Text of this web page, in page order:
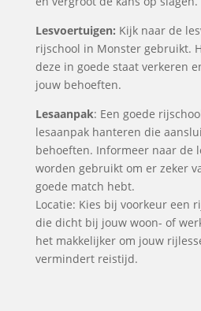
Lesvoertuigen: Kijk naar de
rijschool in Monster gebruikt.
deze in goede staat verkeren
jouw behoeften.
Lesaanpak: Een goede
lesaanpak hanteren die
behoeften. Informeer naar de
worden gebruikt om er zeker
goede match hebt.
Locatie: Kies bij voorkeur een
die dicht bij jouw woon- of
het makkelijker om jouw
vermindert reistijd.